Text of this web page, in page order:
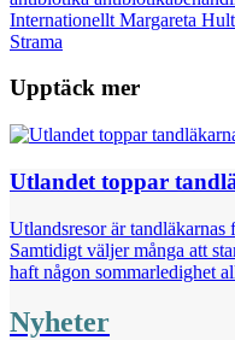
Internationellt Margareta
Strama
Upptäck mer
Utlandet toppar
Utlandsresor är tandläkarnas
Samtidigt väljer många att
haft någon sommarledighet
Nyheter